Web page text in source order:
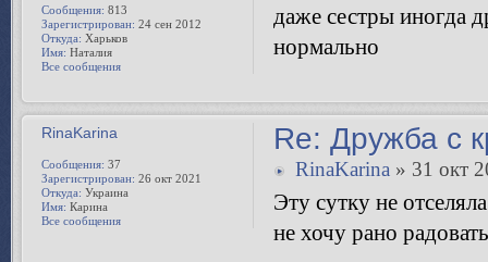
даже сестры иногда
нормально
Сообщения: 813
Зарегистрирован: 24 сен 2012
Откуда: Харьков
Имя: Наталия
Все сообщения
Re: Дружба с
RinaKarina » 31 окт
Эту сутку не
не хочу рано
RinaKarina
Сообщения: 37
Зарегистрирован: 26 окт 2021
Откуда: Украина
Имя: Карина
Все сообщения